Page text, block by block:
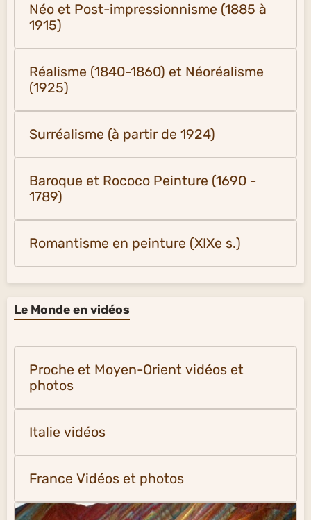
Néo et Post-impressionnisme (1885 à
1915)
Réalisme (1840-1860) et Néoréalisme
(1925)
Surréalisme (à partir de 1924)
Baroque et Rococo Peinture (1690 -
1789)
Romantisme en peinture (XIXe s.)
Le Monde en vidéos
Proche et Moyen-Orient vidéos et
photos
Italie vidéos
France Vidéos et photos